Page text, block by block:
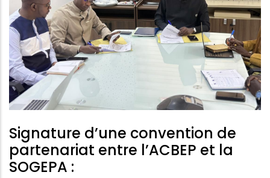
Signature d’une convention de
partenariat entre l’ACBEP et la
SOGEPA :